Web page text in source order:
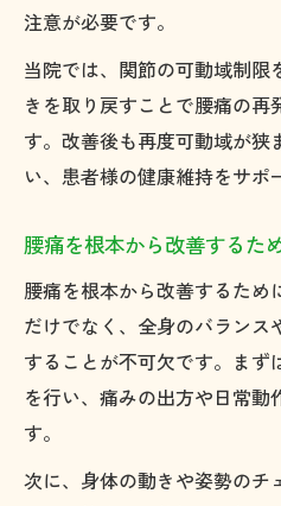
注意が必要です。
当院では、関節の可動域制限
きを取り戻すことで腰痛の再
す。改善後も再度可動域が狭
い、患者様の健康維持をサポ
腰痛を根本から改善するた
腰痛を根本から改善するた
だけでなく、全身のバランス
することが不可欠です。ま
を行い、痛みの出方や日常動
す。
次に、身体の動きや姿勢のチ